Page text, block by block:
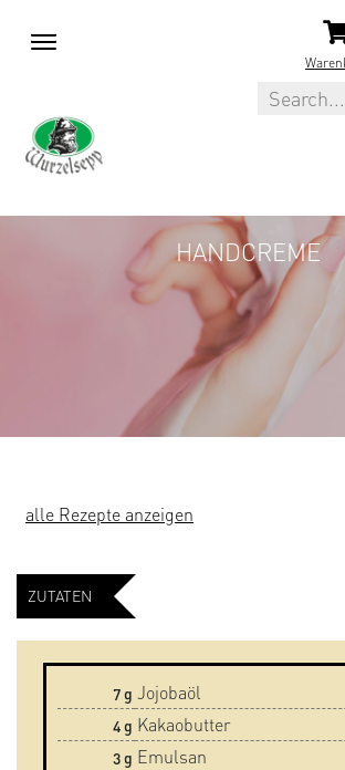
M
Search
HANDCREME
alle Rezepte anzeigen
ZUTATEN
7g Jojobaöl
4g Kakaobutter
3g Emulsan